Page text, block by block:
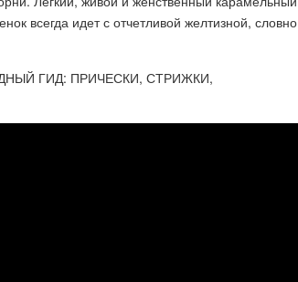
всегда идет с отчетливой желтизной, словно
ГИД: ПРИЧЕСКИ, СТРИЖКИ,